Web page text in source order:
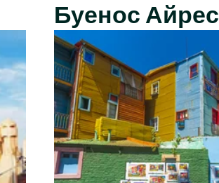
Буенос Айрес